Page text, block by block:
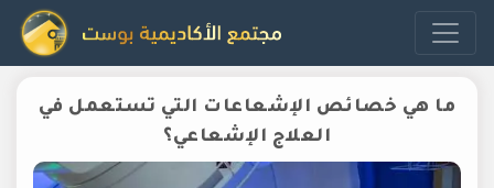
ما هي خصائص الإشعاعات التي تستعمل في
العلاج الإشعاعي؟